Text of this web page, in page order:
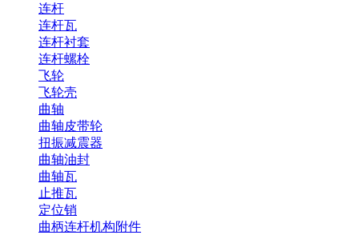
连杆
连杆瓦
连杆衬套
连杆螺栓
飞轮
飞轮壳
曲轴
曲轴皮带轮
扭振减震器
曲轴油封
曲轴瓦
止推瓦
定位销
曲柄连杆机构附件